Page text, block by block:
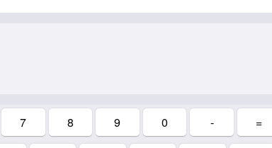
7 8 9 0 - =